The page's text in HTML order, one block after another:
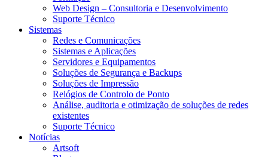
Web Design – Consultoria e Desenvolvimento
Suporte Técnico
Sistemas
Redes e Comunicações
Sistemas e Aplicações
Servidores e Equipamentos
Soluções de Segurança e Backups
Soluções de Impressão
Relógios de Controlo de Ponto
Análise, auditoria e otimização de soluções de redes
existentes
Suporte Técnico
Notícias
Artsoft